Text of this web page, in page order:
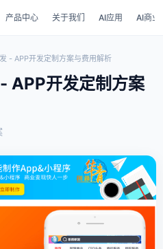
产品中心 关于我们 AI应用 AI商业
- APP开发定制方案与费用解析
APP开发定制方案